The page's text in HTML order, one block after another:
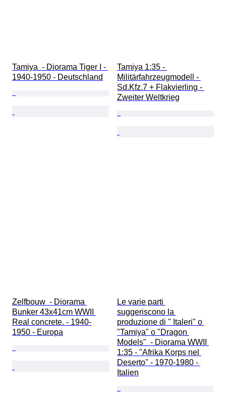
Tamiya  - Diorama Tiger I -
1940-1950 - Deutschland
Tamiya 1:35 -
Militärfahrzeugmodell -
Sd.Kfz.7 + Flakvierling -
Zweiter Weltkrieg
Zelfbouw  - Diorama
Bunker 43x41cm WWII
Real concrete. - 1940-
1950 - Europa
Le varie parti
suggeriscono la
produzione di " Italeri" o
"Tamiya" o "Dragon
Models"  - Diorama WWII
1:35 - "Afrika Korps nel
Deserto" - 1970-1980 -
Italien